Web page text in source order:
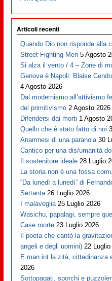
Articoli recenti
Quando Dio non risponde alla
Street Fighting Men 5 Agosto
Si alza il vento / 4 – Zone di
Genova è Napoli: Blaise
4 Agosto 2026
Dal modernismo all’attivismo
del primitivismo 2 Agosto 2026
Difendersi dai morti 1 Agosto
Quello che è stato fatto di noi
Anamnesi di una paranoia 30
Cantico per una dis/umanità
Il sostenitore ideale 28 Luglio
La storia non è una fossa
“Da lunedì a lunedì” di
Settanta 26 Luglio 2026
I malaveglia 25 Luglio 2026
Wasichu, papalagi, sempre
Case morte 23 Luglio 2026
Il poeta che cantò la
angeli e degli uomini) 22
E man int la zità, cittadinanza
2026
Sottopagati, sporchi e